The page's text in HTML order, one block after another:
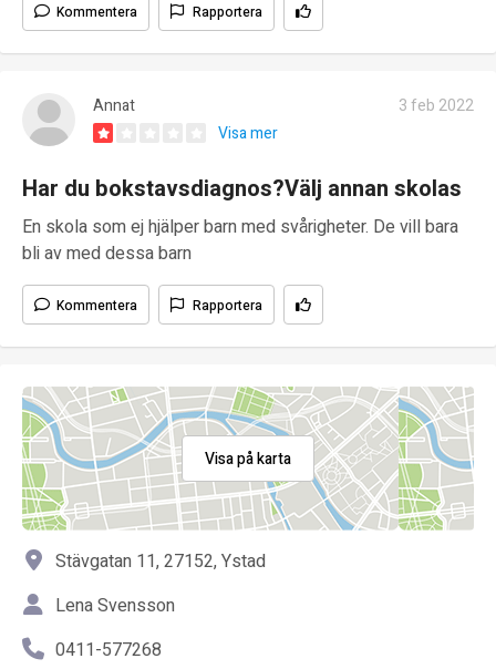
Kommentera Rapportera
Annat
3 feb 2022
Visa mer
Har du bokstavsdiagnos?Välj annan skolas
En skola som ej hjälper barn med svårigheter. De vill bara
bli av med dessa barn
Kommentera Rapportera
Visa på karta
Stävgatan 11, 27152, Ystad
Lena Svensson
0411-577268